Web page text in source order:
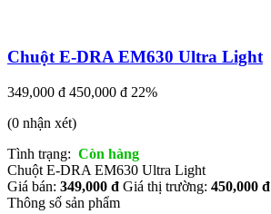
Chuột E-DRA EM630 Ultra Light
349,000 đ 450,000 đ 22%
(0 nhận xét)
Tình trạng: Còn hàng
Chuột E-DRA EM630 Ultra Light
Giá bán: 349,000 đ Giá thị trường: 450,000 đ
Thông số sản phẩm